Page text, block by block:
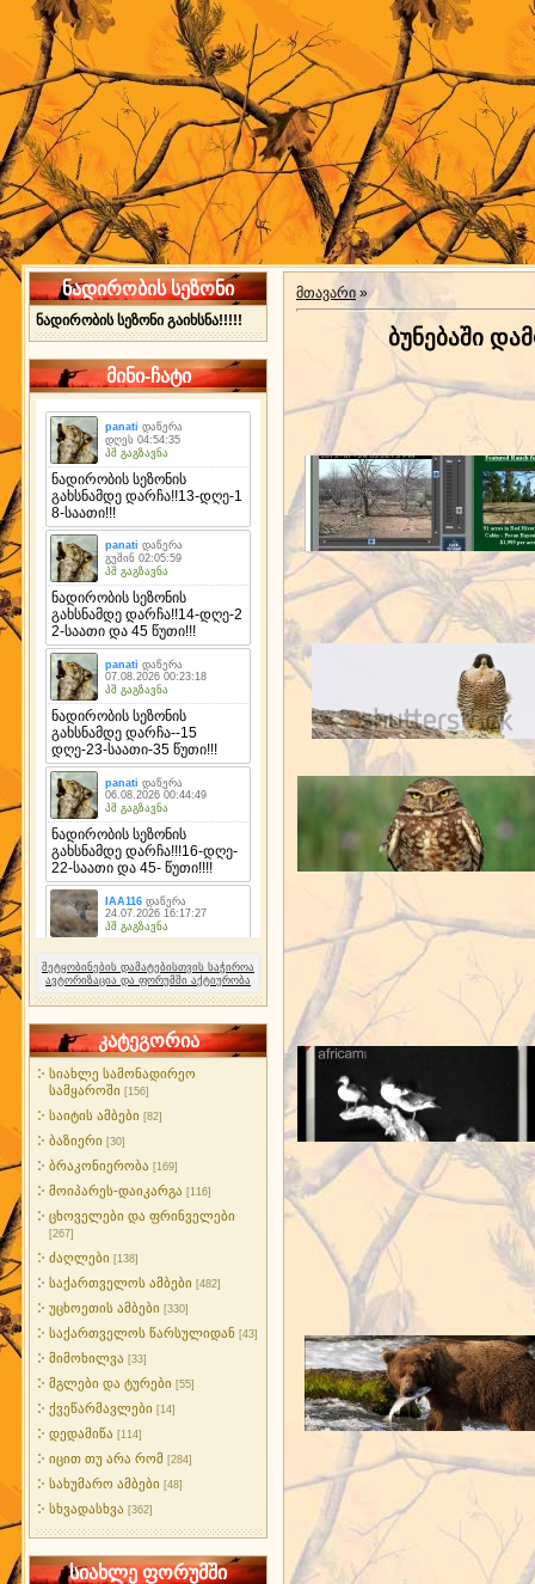
ნადირობის სეზონი
ნადირობის სეზონი გაიხსნა!!!!!
მინი-ჩატი
შეტყობინების დამატებისთვის საჭიროა
ავტორიზაცია და ფორუმში აქტიურობა
კატეგორია
სიახლე სამონადირეო
სამყაროში [156]
საიტის ამბები [82]
ბაზიერი [30]
ბრაკონიერობა [169]
მოიპარეს-დაიკარგა [116]
ცხოველები და ფრინველები
[267]
ძაღლები [138]
საქართველოს ამბები [482]
უცხოეთის ამბები [330]
საქართველოს წარსულიდან [43]
მიმოხილვა [33]
მგლები და ტურები [55]
ქვეწარმავლები [14]
დედამიწა [114]
იცით თუ არა რომ [284]
სახუმარო ამბები [48]
სხვადასხვა [362]
სიახლე ფორუმში
მთავარი »
ბუნებაში